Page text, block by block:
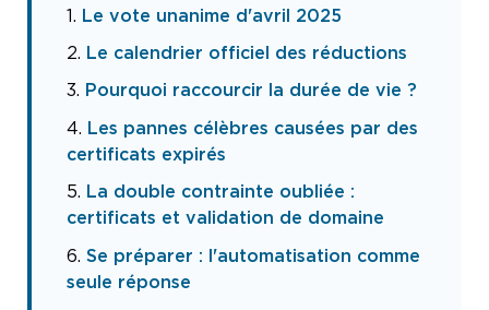
Le vote unanime d'avril 2025
Le calendrier officiel des réductions
Pourquoi raccourcir la durée de vie ?
Les pannes célèbres causées par des
certificats expirés
La double contrainte oubliée :
certificats et validation de domaine
Se préparer : l'automatisation comme
seule réponse